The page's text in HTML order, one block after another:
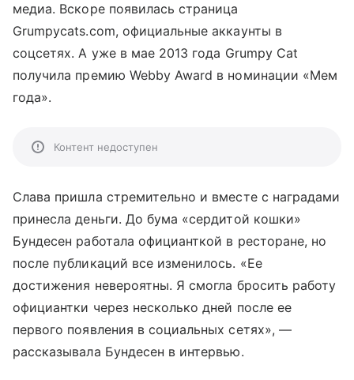
медиа. Вскоре появилась страница
Grumpycats.com, официальные аккаунты в
соцсетях. А уже в мае 2013 года Grumpy Cat
получила премию Webby Award в номинации «Мем
года».
Контент недоступен
Слава пришла стремительно и вместе с наградами
принесла деньги. До бума «сердитой кошки»
Бундесен работала официанткой в ресторане, но
после публикаций все изменилось. «Ее
достижения невероятны. Я смогла бросить работу
официантки через несколько дней после ее
первого появления в социальных сетях», —
рассказывала Бундесен в интервью.